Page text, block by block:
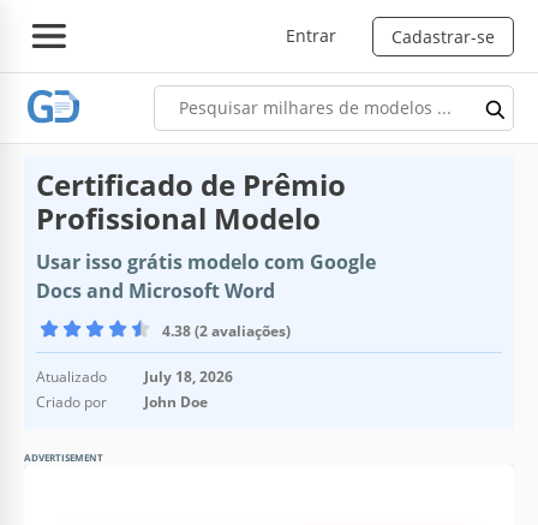
Entrar Cadastrar-se
Certificado de Prêmio
Profissional Modelo
Usar isso grátis modelo com Google
Docs and Microsoft Word
4.38 (2 avaliações)
Atualizado
July 18, 2026
Criado por
John Doe
ADVERTISEMENT